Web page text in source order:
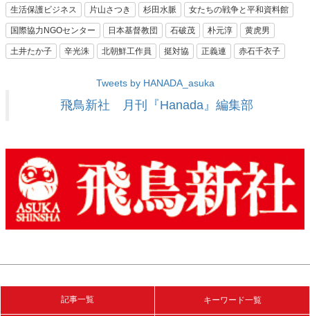
生活保護ビジネス 片山さつき 杉田水脈 女たちの戦争と平和資料館
国際協力NGOセンター 日本基督教団 石破茂 朴元淳 黄虎男
土井たか子 辛光洙 北朝鮮工作員 挺対協 正義連 赤石千衣子
Tweets by HANADA_asuka
飛鳥新社 月刊『Hanada』編集部
記事一覧 キーワード一覧